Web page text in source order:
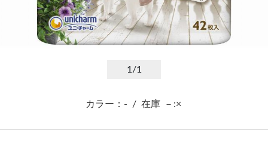
1/1
カラー：- / 在庫 －:×